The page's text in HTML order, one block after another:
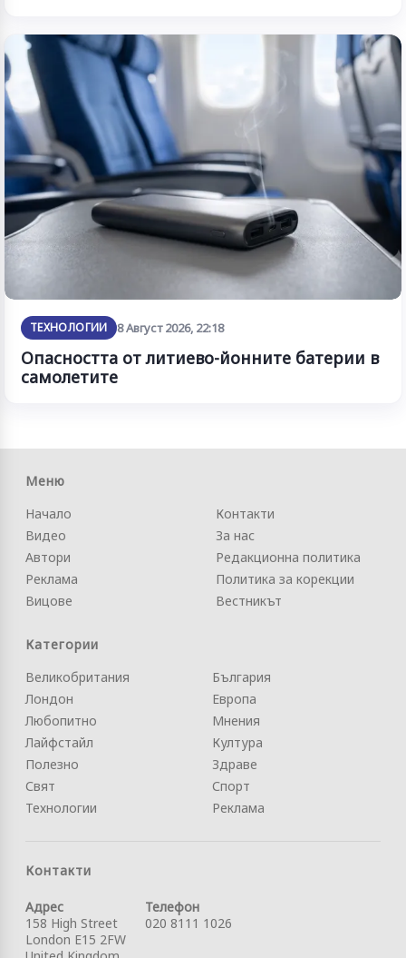
ТЕХНОЛОГИИ 8 Август 2026, 22:18
Опасността от литиево-йонните батерии в
самолетите
Меню
Начало
Видео
Автори
Реклама
Вицове
Контакти
За нас
Редакционна политика
Политика за корекции
Вестникът
Категории
Великобритания
Лондон
Любопитно
Лайфстайл
Полезно
Свят
Технологии
България
Европа
Мнения
Култура
Здраве
Спорт
Реклама
Контакти
Адрес
158 High Street
London E15 2FW
Телефон
020 8111 1026